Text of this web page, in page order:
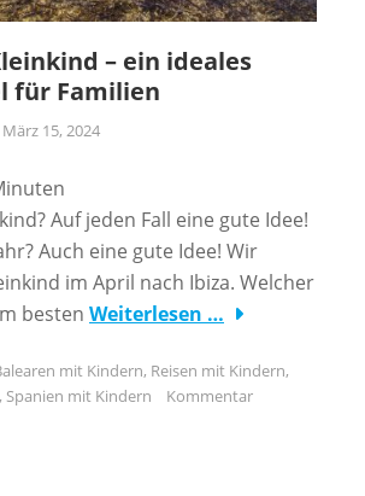
– ein ideales
für Familien
März 15, 2024
Auf jeden Fall eine gute Idee!
Auch eine gute Idee! Wir
im April nach Ibiza. Welcher
besten Weiterlesen …
mit Kindern, Reisen mit Kindern,
, Spanien mit Kindern
Kommentar